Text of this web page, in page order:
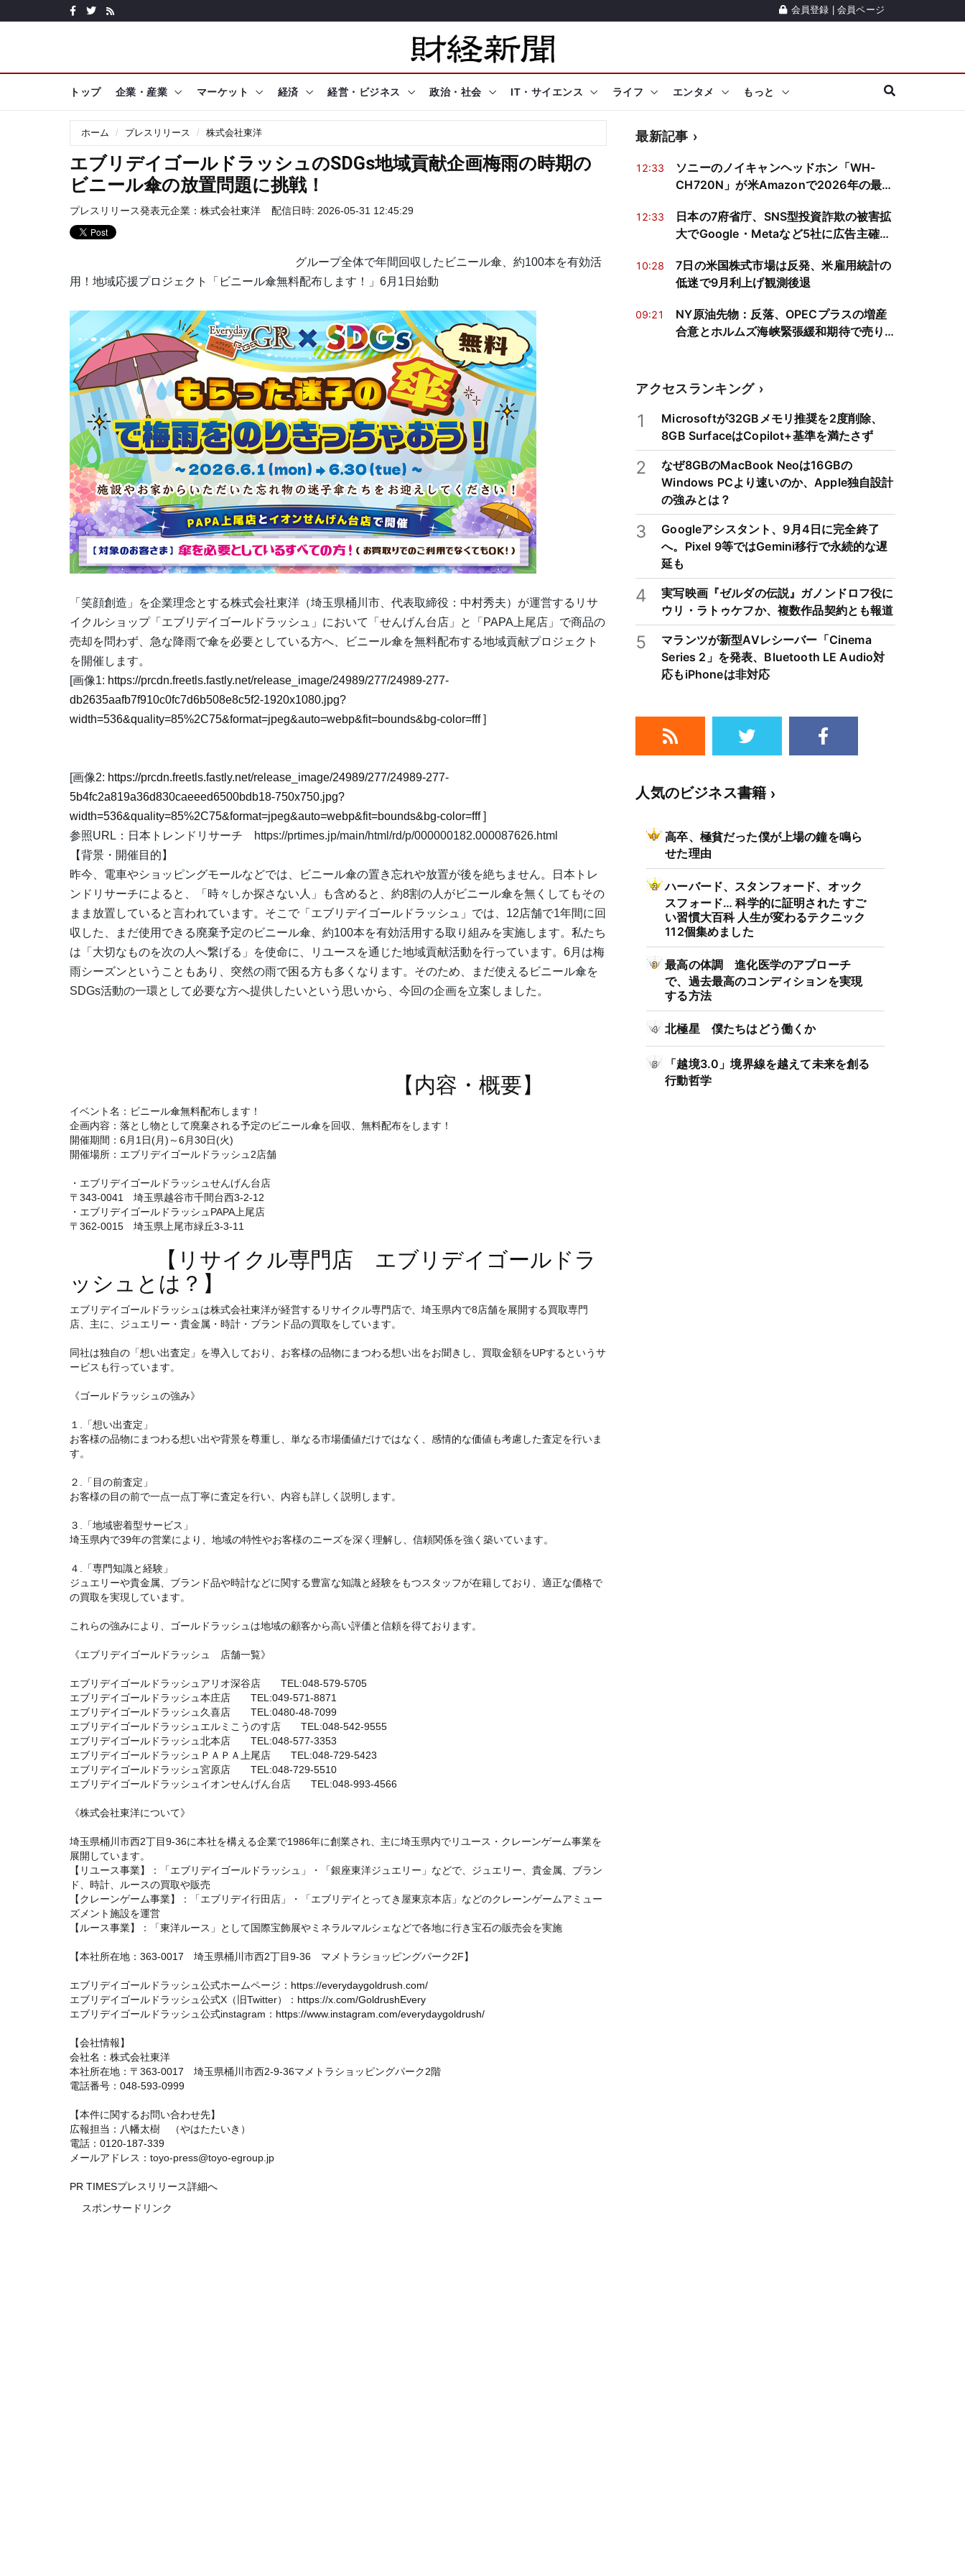
会員登録 会員ページ
トップ 企業・産業 マーケット 経済 経営・ビジネス 政治・社会 IT・サイエンス ライフ エンタメ もっと
ホーム プレスリリース 株式会社東洋
エブリデイゴールドラッシュのSDGs地域貢献企画梅雨の時期の
ビニール傘の放置問題に挑戦！
プレスリリース発表元企業： 株式会社東洋 配信日時: 2026-05-31 12:45:29
グループ全体で年間回収したビニール傘、約100本を有効活
用！地域応援プロジェクト「ビニール傘無料配布します！」6月1日始動
「笑顔創造」を企業理念とする株式会社東洋（埼玉県桶川市、代表取締役：中村秀夫）が運営するリサ
イクルショップ「エブリデイゴールドラッシュ」において「せんげん台店」と「PAPA上尾店」で商品の
売却を問わず、急な降雨で傘を必要としている方へ、ビニール傘を無料配布する地域貢献プロジェクト
を開催します。
[画像1: https://prcdn.freetls.fastly.net/release_image/24989/277/24989-277-
db2635aafb7f910c0fc7d6b508e8c5f2-1920x1080.jpg?
width=536&quality=85%2C75&format=jpeg&auto=webp&fit=bounds&bg-color=fff]
[画像2: https://prcdn.freetls.fastly.net/release_image/24989/277/24989-277-
5b4fc2a819a36d830caeeed6500bdb18-750x750.jpg?
width=536&quality=85%2C75&format=jpeg&auto=webp&fit=bounds&bg-color=fff]
参照URL：日本トレンドリサーチ https://prtimes.jp/main/html/rd/p/000000182.000087626.html
【背景・開催目的】
昨今、電車やショッピングモールなどでは、ビニール傘の置き忘れや放置が後を絶ちません。日本トレ
ンドリサーチによると、「時々しか探さない人」も含めると、約8割の人がビニール傘を無くしてもその
まま放置していると言われています。そこで「エブリデイゴールドラッシュ」では、12店舗で1年間に回
収した、まだ使用できる廃棄予定のビニール傘、約100本を有効活用する取り組みを実施します。私たち
は「大切なものを次の人へ繋げる」を使命に、リユースを通じた地域貢献活動を行っています。6月は梅
雨シーズンということもあり、突然の雨で困る方も多くなります。そのため、まだ使えるビニール傘を
SDGs活動の一環として必要な方へ提供したいという思いから、今回の企画を立案しました。
【内容・概要】
イベント名：ビニール傘無料配布します！
企画内容：落とし物として廃棄される予定のビニール傘を回収、無料配布をします！
開催期間：6月1日(月)～6月30日(火)
開催場所：エブリデイゴールドラッシュ2店舗
・エブリデイゴールドラッシュせんげん台店
〒343-0041 埼玉県越谷市千間台西3-2-12
・エブリデイゴールドラッシュPAPA上尾店
〒362-0015 埼玉県上尾市緑丘3-3-11
【リサイクル専門店 エブリデイゴールドラ
ッシュとは？】
エブリデイゴールドラッシュは株式会社東洋が経営するリサイクル専門店で、埼玉県内で8店舗を展開する買取専門
店、主に、ジュエリー・貴金属・時計・ブランド品の買取をしています。
同社は独自の「想い出査定」を導入しており、お客様の品物にまつわる想い出をお聞きし、買取金額をUPするというサ
ービスも行っています。
《ゴールドラッシュの強み》
１.「想い出査定」
お客様の品物にまつわる想い出や背景を尊重し、単なる市場価値だけではなく、感情的な価値も考慮した査定を行いま
す。
２.「目の前査定」
お客様の目の前で一点一点丁寧に査定を行い、内容も詳しく説明します。
３.「地域密着型サービス」
埼玉県内で39年の営業により、地域の特性やお客様のニーズを深く理解し、信頼関係を強く築いています。
４.「専門知識と経験」
ジュエリーや貴金属、ブランド品や時計などに関する豊富な知識と経験をもつスタッフが在籍しており、適正な価格で
の買取を実現しています。
これらの強みにより、ゴールドラッシュは地域の顧客から高い評価と信頼を得ております。
《エブリデイゴールドラッシュ 店舗一覧》
エブリデイゴールドラッシュアリオ深谷店 TEL:048-579-5705
エブリデイゴールドラッシュ本庄店 TEL:049-571-8871
エブリデイゴールドラッシュ久喜店 TEL:0480-48-7099
エブリデイゴールドラッシュエルミこうのす店 TEL:048-542-9555
エブリデイゴールドラッシュ北本店 TEL:048-577-3353
エブリデイゴールドラッシュＰＡＰＡ上尾店 TEL:048-729-5423
エブリデイゴールドラッシュ宮原店 TEL:048-729-5510
エブリデイゴールドラッシュイオンせんげん台店 TEL:048-993-4566
《株式会社東洋について》
埼玉県桶川市西2丁目9-36に本社を構える企業で1986年に創業され、主に埼玉県内でリユース・クレーンゲーム事業を
展開しています。
【リユース事業】：「エブリデイゴールドラッシュ」・「銀座東洋ジュエリー」などで、ジュエリー、貴金属、ブラン
ド、時計、ルースの買取や販売
【クレーンゲーム事業】：「エブリデイ行田店」・「エブリデイとってき屋東京本店」などのクレーンゲームアミュー
ズメント施設を運営
【ルース事業】：「東洋ルース」として国際宝飾展やミネラルマルシェなどで各地に行き宝石の販売会を実施
【本社所在地：363-0017 埼玉県桶川市西2丁目9-36 マメトラショッピングパーク2F】
エブリデイゴールドラッシュ公式ホームページ： https://everydaygoldrush.com/
エブリデイゴールドラッシュ公式X（旧Twitter）： https://x.com/GoldrushEvery
エブリデイゴールドラッシュ公式instagram： https://www.instagram.com/everydaygoldrush/
【会社情報】
会社名：株式会社東洋
本社所在地：〒363-0017 埼玉県桶川市西2-9-36マメトラショッピングパーク2階
電話番号：048-593-0999
【本件に関するお問い合わせ先】
広報担当：八幡太樹 （やはたたいき）
電話：0120-187-339
メールアドレス：toyo-press@toyo-egroup.jp
PR TIMESプレスリリース詳細へ
スポンサードリンク
最新記事
12:33
ソニーのノイキャンヘッドホン「WH-
CH720N」が米Amazonで2026年の最安
件とは
12:33
日本の7府省庁、SNS型投資詐欺の被害拡
大でGoogle・Metaなど5社に広告主確認
10:28
7日の米国株式市場は反発、米雇用統計の
低迷で9月利上げ観測後退
09:21
NY原油先物：反落、OPECプラスの増産
合意とホルムズ海峡緊張緩和期待で売り
アクセスランキング
1
Microsoftが32GBメモリ推奨を2度削除、
8GB SurfaceはCopilot+基準を満たさず
2
なぜ8GBのMacBook Neoは16GBの
Windows PCより速いのか、Apple独自設計
の強みとは？
3
Googleアシスタント、9月4日に完全終了
へ。Pixel 9等ではGemini移行で永続的な遅
延も
4
実写映画『ゼルダの伝説』ガノンドロフ役に
ウリ・ラトゥケフか、複数作品契約とも報道
5
マランツが新型AVレシーバー「Cinema
Series 2」を発表、Bluetooth LE Audio対
応もiPhoneは非対応
人気のビジネス書籍
高卒、極貧だった僕が上場の鐘を鳴ら
せた理由
ハーバード、スタンフォード、オック
スフォード… 科学的に証明された すご
い習慣大百科 人生が変わるテクニック
112個集めました
最高の体調 進化医学のアプローチ
で、過去最高のコンディションを実現
する方法
北極星 僕たちはどう働くか
「越境3.0」境界線を越えて未来を創る
行動哲学